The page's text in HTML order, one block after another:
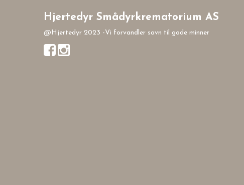
Hjertedyr Smådyrkrematorium AS
@Hjertedyr 2023 -Vi forvandler savn til gode minner